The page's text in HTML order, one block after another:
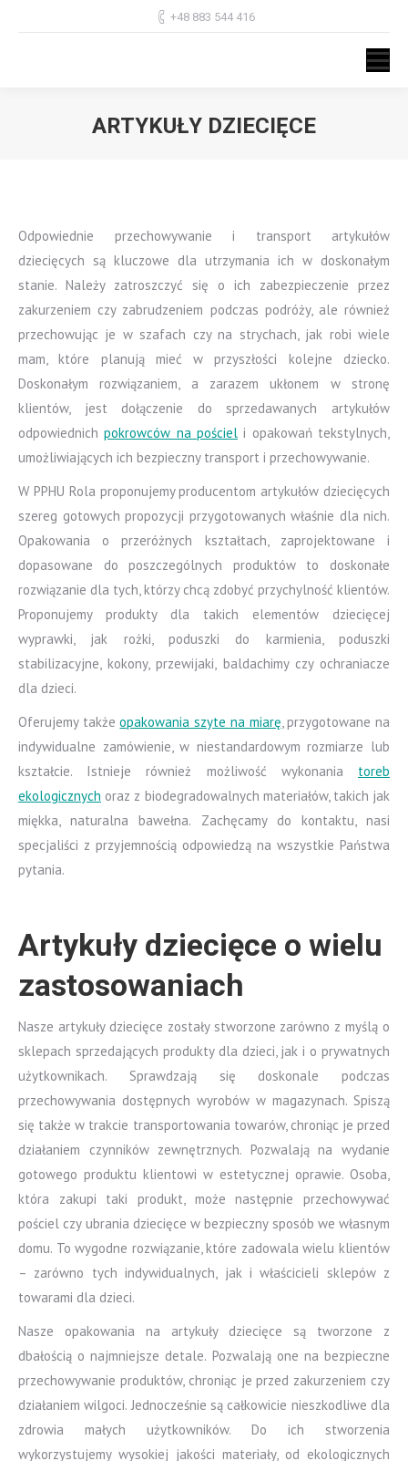
+48 883 544 416
ARTYKUŁY DZIECIĘCE
Odpowiednie przechowywanie i transport artykułów
dziecięcych są kluczowe dla utrzymania ich w doskonałym
stanie. Należy zatroszczyć się o ich zabezpieczenie przez
zakurzeniem czy zabrudzeniem podczas podróży, ale również
przechowując je w szafach czy na strychach, jak robi wiele
mam, które planują mieć w przyszłości kolejne dziecko.
Doskonałym rozwiązaniem, a zarazem ukłonem w stronę
klientów, jest dołączenie do sprzedawanych artykułów
odpowiednichpokrowców na pościel i opakowań tekstylnych,
umożliwiających ich bezpieczny transport i przechowywanie.
W PPHU Rola proponujemy producentom artykułów dziecięcych
szereg gotowych propozycji przygotowanych właśnie dla nich.
Opakowania o przeróżnych kształtach, zaprojektowane i
dopasowane do poszczególnych produktów to doskonałe
rozwiązanie dla tych, którzy chcą zdobyć przychylność klientów.
Proponujemy produkty dla takich elementów dziecięcej
wyprawki, jak rożki, poduszki do karmienia, poduszki
stabilizacyjne, kokony, przewijaki, baldachimy czy ochraniacze
dla dzieci.
Oferujemy takżeopakowania szyte na miarę, przygotowane na
indywidualne zamówienie, w niestandardowym rozmiarze lub
kształcie. Istnieje również możliwość wykonania toreb
ekologicznych oraz z biodegradowalnych materiałów, takich jak
miękka, naturalna bawełna. Zachęcamy do kontaktu, nasi
specjaliści z przyjemnością odpowiedzą na wszystkie Państwa
pytania.
Artykuły dziecięce o wielu
zastosowaniach
Nasze artykuły dziecięce zostały stworzone zarówno z myślą o
sklepach sprzedających produkty dla dzieci, jak i o prywatnych
użytkownikach. Sprawdzają się doskonale podczas
przechowywania dostępnych wyrobów w magazynach. Spiszą
się także w trakcie transportowania towarów, chroniąc je przed
działaniem czynników zewnętrznych. Pozwalają na wydanie
gotowego produktu klientowi w estetycznej oprawie. Osoba,
która zakupi taki produkt, może następnie przechowywać
pościel czy ubrania dziecięce w bezpieczny sposób we własnym
domu. To wygodne rozwiązanie, które zadowala wielu klientów
– zarówno tych indywidualnych, jak i właścicieli sklepów z
towarami dla dzieci.
Nasze opakowania na artykuły dziecięce są tworzone z
dbałością o najmniejsze detale. Pozwalają one na bezpieczne
przechowywanie produktów, chroniąc je przed zakurzeniem czy
działaniem wilgoci. Jednocześnie są całkowicie nieszkodliwe dla
zdrowia małych użytkowników. Do ich stworzenia
wykorzystujemy wysokiej jakości materiały, od ekologicznych